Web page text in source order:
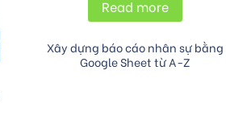
Read more
Xây dựng báo cáo nhân sự bằng
Google Sheet từ A-Z